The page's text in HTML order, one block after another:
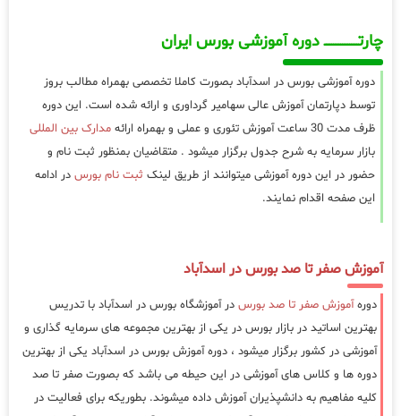
چارتـــــــــــــــــــ دوره آموزشی بورس ایران
دوره آموزشی بورس در اسدآباد بصورت کاملا تخصصی بهمراه مطالب بروز
توسط دپارتمان آموزش عالی سهامیر گرداوری و ارائه شده است. این دوره
ظرف مدت 30 ساعت آموزش تئوری و عملی و بهمراه ارائه
مدارک بین المللی
بازار سرمایه به شرح جدول برگزار میشود . متقاضیان بمنظور ثبت نام و
حضور در این دوره آموزشی میتوانند از طریق لینک ثبت نام بورس در ادامه
این صفحه اقدام نمایند.
آموزش صفر تا صد بورس در اسدآباد
دورهآموزش صفر تا صد بورس در آموزشگاه بورس در اسدآباد با تدریس
بهترین اساتید در بازار بورس در یکی از بهترین مجموعه های سرمایه گذاری و
آموزشی در کشور برگزار میشود ، دوره آموزش بورس در اسدآباد یکی از بهترین
دوره ها و کلاس های آموزشی در این حیطه می باشد که بصورت صفر تا صد
کلیه مفاهیم به دانشپذیران آموزش داده میشوند. بطوریکه برای فعالیت در